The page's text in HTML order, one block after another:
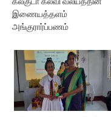
இணையத்தளம்
அங்குரார்ப்பணம்